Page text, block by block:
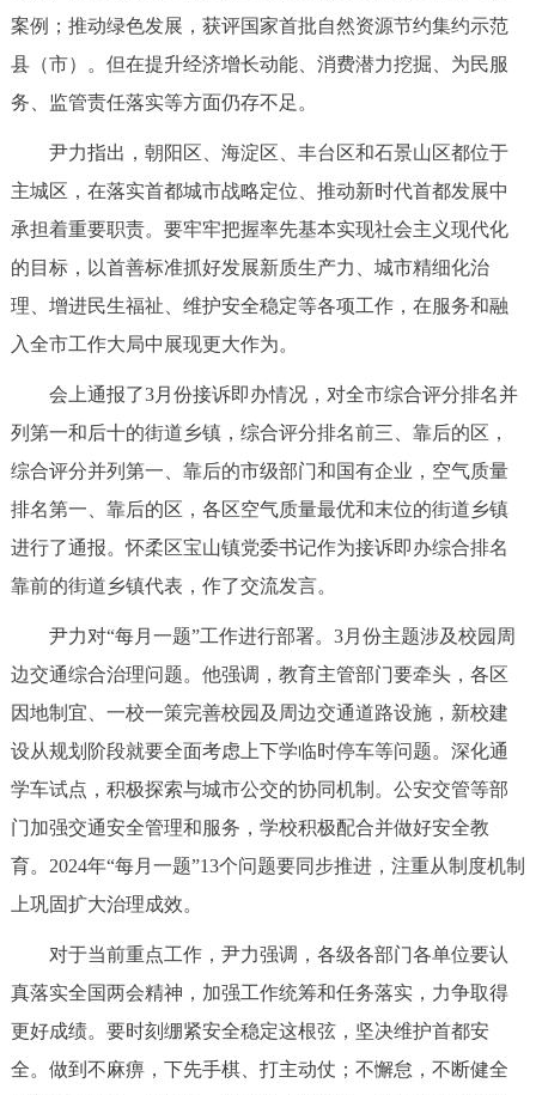
ESPAÑOL العربية PORTUGUÊS
ITALIANO
回到顶部
案例；推动绿色发展，获评国家首批自然资源节约集约示范
县（市）。但在提升经济增长动能、消费潜力挖掘、为民服
务、监管责任落实等方面仍存不足。
尹力指出，朝阳区、海淀区、丰台区和石景山区都位于
主城区，在落实首都城市战略定位、推动新时代首都发展中
承担着重要职责。要牢牢把握率先基本实现社会主义现代化
的目标，以首善标准抓好发展新质生产力、城市精细化治
理、增进民生福祉、维护安全稳定等各项工作，在服务和融
入全市工作大局中展现更大作为。
会上通报了3月份接诉即办情况，对全市综合评分排名并
列第一和后十的街道乡镇，综合评分排名前三、靠后的区，
综合评分并列第一、靠后的市级部门和国有企业，空气质量
排名第一、靠后的区，各区空气质量最优和末位的街道乡镇
进行了通报。怀柔区宝山镇党委书记作为接诉即办综合排名
靠前的街道乡镇代表，作了交流发言。
尹力对“每月一题”工作进行部署。3月份主题涉及校园周
边交通综合治理问题。他强调，教育主管部门要牵头，各区
因地制宜、一校一策完善校园及周边交通道路设施，新校建
设从规划阶段就要全面考虑上下学临时停车等问题。深化通
学车试点，积极探索与城市公交的协同机制。公安交管等部
门加强交通安全管理和服务，学校积极配合并做好安全教
育。2024年“每月一题”13个问题要同步推进，注重从制度机制
上巩固扩大治理成效。
对于当前重点工作，尹力强调，各级各部门各单位要认
真落实全国两会精神，加强工作统筹和任务落实，力争取得
更好成绩。要时刻绷紧安全稳定这根弦，坚决维护首都安
全。做到不麻痹，下先手棋、打主动仗；不懈怠，不断健全